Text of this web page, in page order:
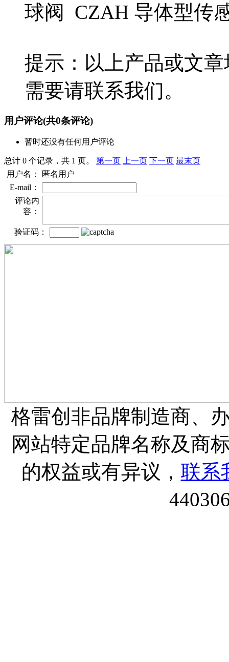
球阀 CZAH 导体型传
提示：以上产品或文
需要请联系我们。
用户评论(共0条评论)
暂时还没有任何用户评论
总计 0 个记录，共 1 页。 第一页 上一页 下一页 最末页
用户名：
匿名用户
E-mail：
评论内
容：
验证码：
格雷创非品牌制造商、
网站特定品牌名称及商
的权益或有异议， 联系